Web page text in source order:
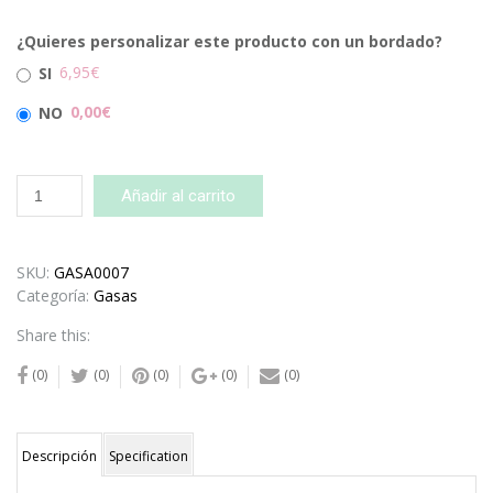
¿Quieres personalizar este producto con un bordado?
SI 6,95€
NO 0,00€
Gasas
Lisas
Rosa-
Estampado
cantidad
Añadir al carrito
SKU: GASA0007
Categoría: Gasas
Share this:
(0) (0) (0) (0) (0)
Descripción Specification